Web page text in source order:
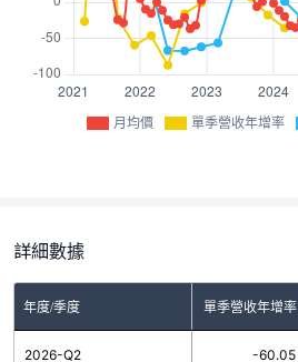
月均價 單季營收年增率
詳細數據
年度/季度 單季營收年增率
2026-Q2 -60.05